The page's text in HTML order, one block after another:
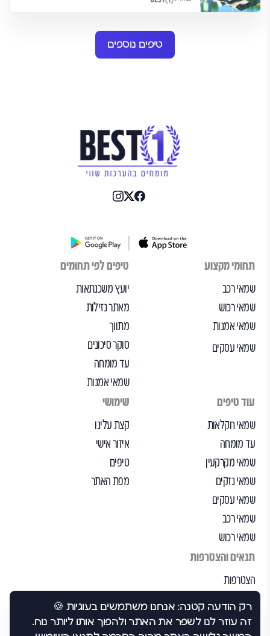
טיפים נוספים
רק הודעה קטנה: אנחנו משתמשים בעוגיות 🍪
זה עוזר לנו לשפר את האתר ולהפוך אותו ליותר נוח.
תחומי מקצוע
שמאי רכב
שמאי רכוש
שמאי אמנות
שמאי עסקים
טיפים לפי תחומים
יועץ משכנתאות
מאתר נזילות
מתווך
סוקר סיכונים
עד מומחה
שמאי אמנות
עוד טיפים
שמאי חקלאות
עד מומחה
שמאי מקרקעין
שמאי נזקים
שמאי עסקים
שמאי רכב
שמאי רכוש
שימושי
קצת עלינו
איזור אישי
טיפים
מפת האתר
תנאים והצטרפות
הצטרפות
תנאי שימוש